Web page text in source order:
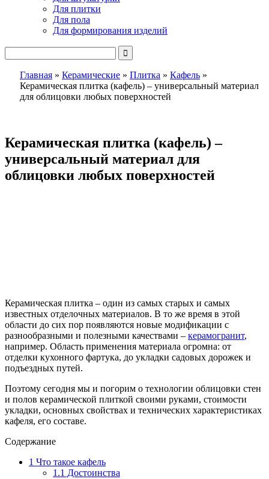
Для плитки
Для пола
Для формирования изделий
Главная » Керамические » Плитка » Кафель »
Керамическая плитка (кафель) – универсальный материал
для облицовки любых поверхностей
Керамическая плитка (кафель) –
универсальный материал для
облицовки любых поверхностей
Керамическая плитка – один из самых старых и самых
известных отделочных материалов. В то же время в этой
области до сих пор появляются новые модификации с
разнообразными и полезными качествами – керамогранит,
например. Область применения материала огромна: от
отделки кухонного фартука, до укладки садовых дорожек и
подъездных путей.
Поэтому сегодня мы и погорим о технологии облицовки стен
и полов керамической плиткой своими руками, стоимости
укладки, основных свойствах и технических характеристиках
кафеля, его составе.
Содержание
1 Что такое кафель
1.1 Достоинства